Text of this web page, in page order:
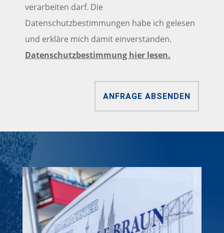
verarbeiten darf. Die
Datenschutzbestimmungen habe ich gelesen
und erkläre mich damit einverstanden.
Datenschutzbestimmung hier lesen.
ANFRAGE ABSENDEN